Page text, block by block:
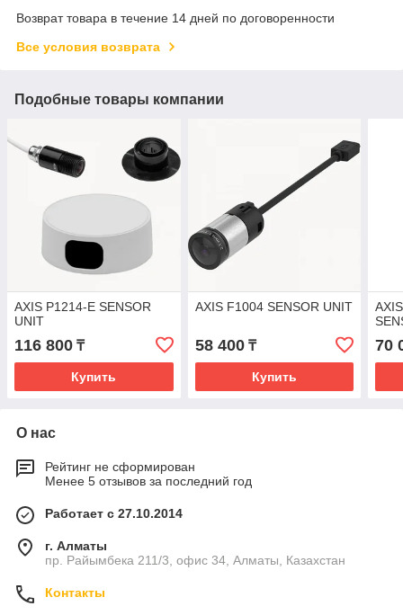
Возврат товара в течение 14 дней по договоренности
Все условия возврата
Подобные товары компании
AXIS P1214-E SENSOR
UNIT
116 800 ₸
Купить
AXIS F1004 SENSOR UNIT
58 400₸
Купить
70
О нас
Рейтинг не сформирован
Менее 5 отзывов за последний год
Работает с 27.10.2014
г. Алматы
пр. Райымбека 211/3, офис 34, Алматы, Казахстан
Контакты